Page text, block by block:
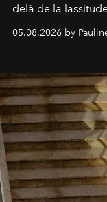
delà de la
personnages
05.08.2026 by